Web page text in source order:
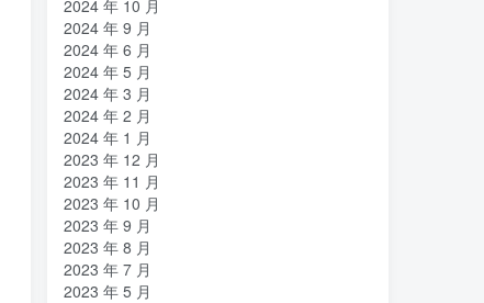
2024 年 10 月
2024 年 9 月
2024 年 6 月
2024 年 5 月
2024 年 3 月
2024 年 2 月
2024 年 1 月
2023 年 12 月
2023 年 11 月
2023 年 10 月
2023 年 9 月
2023 年 8 月
2023 年 7 月
2023 年 5 月